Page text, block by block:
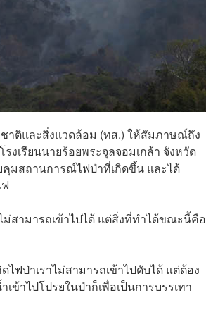
าติและสิ่งแวดล้อม (ทส.) ให้สัมภาษณ์ถึง
เรียนนายร้อยพระจุลจอมเกล้า จังหวัด
คุมสถานการณ์ไฟป่าที่เกิดขึ้น และได้
สามารถเข้าไปได้ แต่สิ่งที่ทำได้ขณะนี้คือ
ฟป่าเราไม่สามารถเข้าไปดับได้ แต่ต้อง
าไปโปรยในป่าก็เพื่อเป็นการบรรเทา